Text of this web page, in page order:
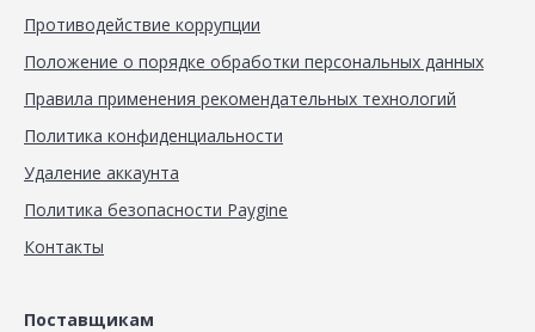
Противодействие коррупции
Положение о порядке обработки персональных данных
Правила применения рекомендательных технологий
Политика конфиденциальности
Удаление аккаунта
Политика безопасности Paygine
Контакты
Поставщикам